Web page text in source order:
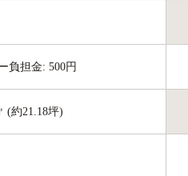
負担金: 500円
(約21.18坪)